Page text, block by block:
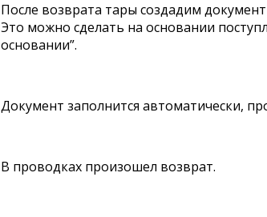
После возврата тары создадим
Это можно сделать на основании
основании”.
Документ заполнится автоматически,
В проводках произошел возврат.